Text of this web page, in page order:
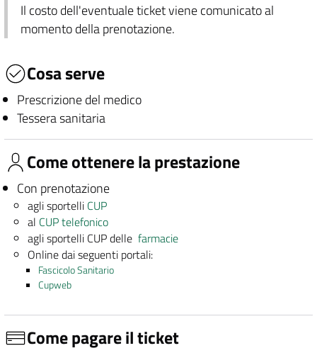
Il costo dell'eventuale ticket viene comunicato al
momento della prenotazione.
Cosa serve
Prescrizione del medico
Tessera sanitaria
Come ottenere la prestazione
Con prenotazione
agli sportelli CUP
al CUP telefonico
agli sportelli CUP dellefarmacie
Online dai seguenti portali:
Fascicolo Sanitario
Cupweb
Come pagare il ticket